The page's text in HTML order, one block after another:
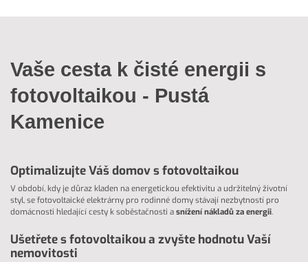
Vaše cesta k čisté energii s
fotovoltaikou - Pustá
Kamenice
Optimalizujte Váš domov s fotovoltaikou
V období, kdy je důraz kladen na energetickou efektivitu a udržitelný životní
styl, se fotovoltaické elektrárny pro rodinné domy stávají nezbytností pro
domácnosti hledající cesty k soběstačnosti asnížení nákladů za energii.
Ušetřete s fotovoltaikou a zvyšte hodnotu Vaší
nemovitosti